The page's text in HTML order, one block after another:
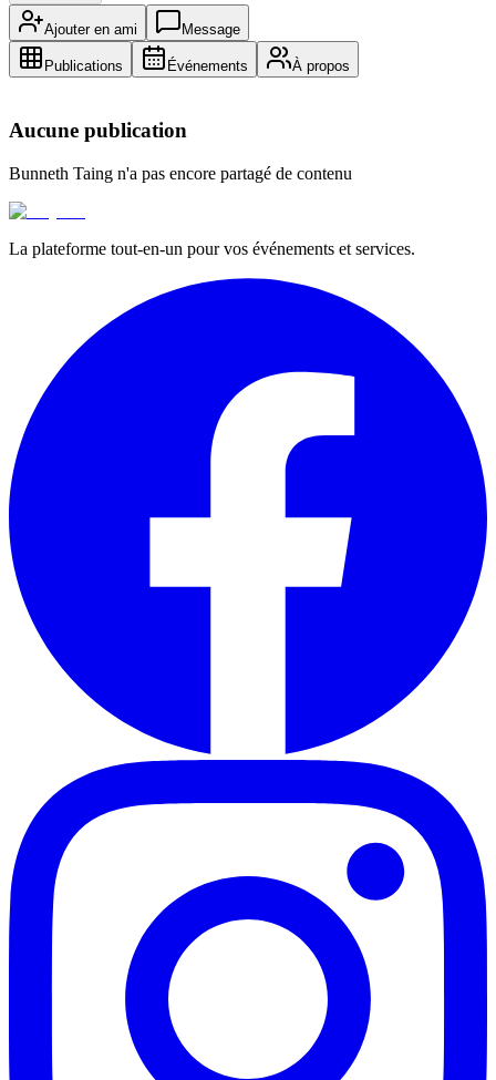
Ajouter en ami Message
Publications Événements À propos
Aucune publication
Bunneth Taing n'a pas encore partagé de contenu
La plateforme tout-en-un pour vos événements et services.